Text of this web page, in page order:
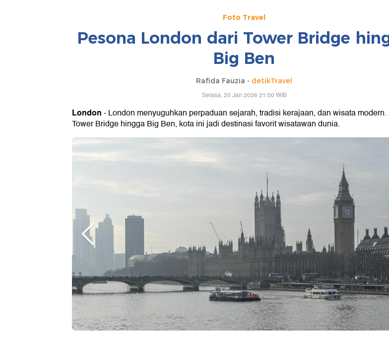
Foto Travel
Pesona London dari Tower Bridge
Big Ben
Rafida Fauzia - detikTravel
Selasa, 20 Jan 2026 21:00 WIB
London- London menyuguhkan perpaduan sejarah, tradisi kerajaan, dan wisata modern.
Tower Bridge hingga Big Ben, kota ini jadi destinasi favorit wisatawan dunia.